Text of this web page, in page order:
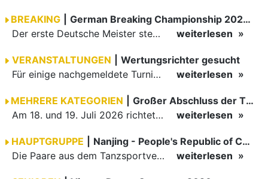
BREAKING
German Breaking Championship 2026 in Hannover
Der erste Deutsche Meister steht fest B-Boy Roman siegt bei den Juniors
weiterlesen
VERANSTALTUNGEN
Wertungsrichter gesucht
Für einige nachgemeldete Turniere im 2 Halbjahr sucht der ZWE noch Wertungsrichter.
weiterlesen
MEHRERE KATEGORIEN
Großer Abschluss der TBW-Trophy in Weinheim
Am 18. und 19. Juli 2026 richtete die Tanzsportabteilung (TSA) der TSG 1862 Weinheim das Abschlussturnier der diesjährigen TBW-Trophy-Serie aus. Zum traditionellen Saisonfinale kamen rund 400 Starts über…
weiterlesen
HAUPTGRUPPE
Nanjing - People's Republic of China
Die Paare aus dem Tanzsportverband Baden-Württemberg (TBW) haben beim hochklassig besetzten WDSF GrandSlam im chinesischen Nanjing wieder einmal auf internationalem Top-Niveau geglänzt. Das…
weiterlesen